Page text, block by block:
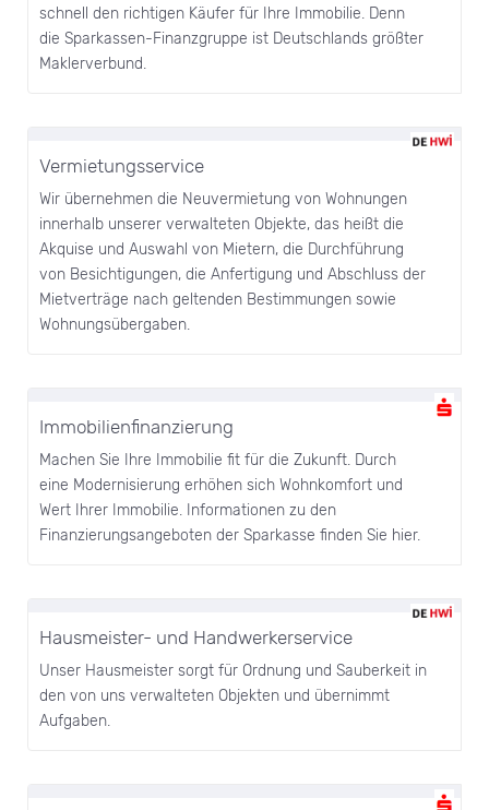
schnell den richtigen Käufer für Ihre Immobilie. Denn
die Sparkassen-Finanzgruppe ist Deutschlands größter
Maklerverbund.
Vermietungsservice
Wir übernehmen die Neuvermietung von Wohnungen
innerhalb unserer verwalteten Objekte, das heißt die
Akquise und Auswahl von Mietern, die Durchführung
von Besichtigungen, die Anfertigung und Abschluss der
Mietverträge nach geltenden Bestimmungen sowie
Wohnungsübergaben.
Immobilienfinanzierung
Machen Sie Ihre Immobilie fit für die Zukunft. Durch
eine Modernisierung erhöhen sich Wohnkomfort und
Wert Ihrer Immobilie. Informationen zu den
Finanzierungsangeboten der Sparkasse finden Sie hier.
Hausmeister- und Handwerkerservice
Unser Hausmeister sorgt für Ordnung und Sauberkeit in
den von uns verwalteten Objekten und übernimmt
Aufgaben.